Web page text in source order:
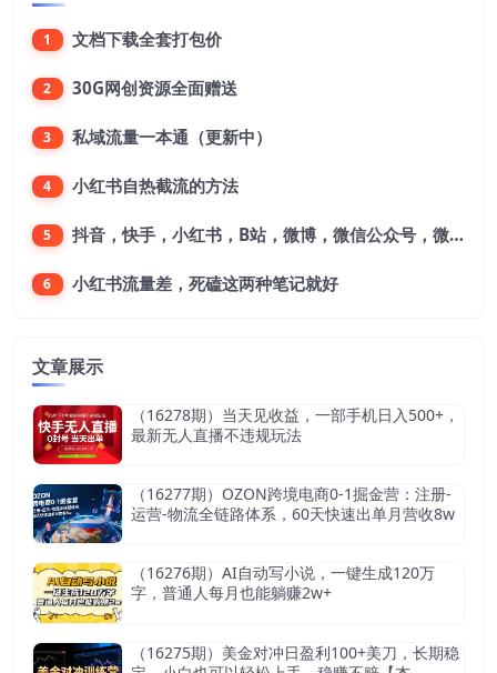
1 文档下载全套打包价
2 30G网创资源全面赠送
3 私域流量一本通（更新中）
4 小红书自热截流的方法
5 抖音，快手，小红书，B站，微博，微信公众号，微信视频号。每一个平台，都是不一样的机会，对应不一样的赚钱思路
6 小红书流量差，死磕这两种笔记就好
文章展示
（16278期）当天见收益，一部手机日入500+，
最新无人直播不违规玩法
（16277期）OZON跨境电商0-1掘金营：注册-
运营-物流全链路体系，60天快速出单月营收8w
（16276期）AI自动写小说，一键生成120万
字，普通人每月也能躺赚2w+
（16275期）美金对冲日盈利100+美刀，长期稳